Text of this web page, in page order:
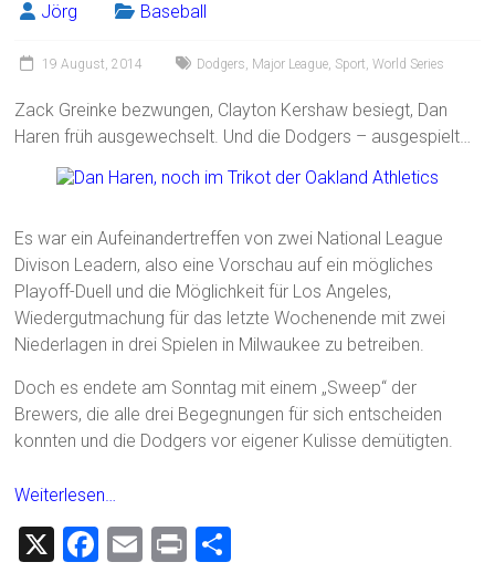
Jörg Baseball
19 August, 2014 Dodgers, Major League, Sport,World Series
Zack Greinke bezwungen, Clayton Kershaw besiegt, Dan
Haren früh ausgewechselt. Und die Dodgers – ausgespielt…
Es war ein Aufeinandertreffen von zwei National League
Divison Leadern, also eine Vorschau auf ein mögliches
Playoff-Duell und die Möglichkeit für Los Angeles,
Wiedergutmachung für das letzte Wochenende mit zwei
Niederlagen in drei Spielen in Milwaukee zu betreiben.
Doch es endete am Sonntag mit einem „Sweep“ der
Brewers, die alle drei Begegnungen für sich entscheiden
konnten und die Dodgers vor eigener Kulisse demütigten.
Weiterlesen…
X
F
E
Pr